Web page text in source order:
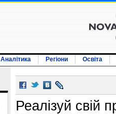
Аналітика Регіони Освіта
Реалізуй свій